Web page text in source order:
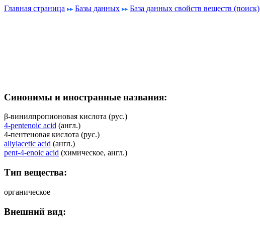
Главная страница Базы данных База данных свойств веществ (поиск)
Синонимы и иностранные названия:
β-винилпропионовая кислота (рус.)
4-pentenoic acid (англ.)
4-пентеновая кислота (рус.)
allylacetic acid (англ.)
pent-4-enoic acid (химическое, англ.)
Тип вещества:
органическое
Внешний вид: